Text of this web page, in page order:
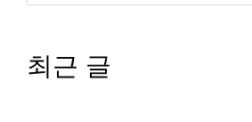
최근 글